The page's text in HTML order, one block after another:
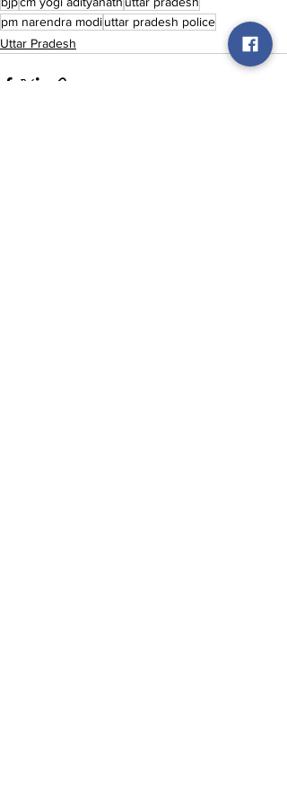
pm narendra modiuttar pradesh police
Uttar Pradesh